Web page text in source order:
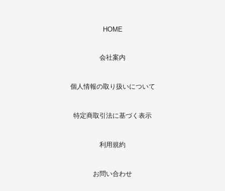
HOME
会社案内
個人情報の取り扱いについて
特定商取引法に基づく表示
利用規約
お問い合わせ